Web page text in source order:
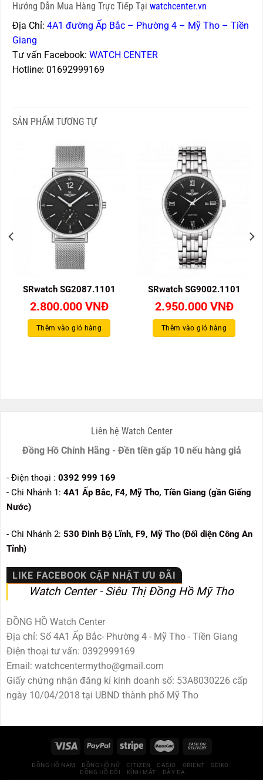
Hướng Dẫn Mua Hàng Trực Tiếp Tại watchcenter.vn
Địa Chỉ: 4A1 đường Ấp Bắc – Phường 4 – Mỹ Tho – Tiền
Giang
Tư vấn Facebook: WATCH CENTER
Hotline: 01692999169
SẢN PHẨM TƯƠNG TỰ
SRwatch SG2087.1101
2.800.000 VNĐ
Thêm vào giỏ hàng
SRwatch SG9002.1101
2.950.000 VNĐ
Thêm vào giỏ hàng
Liên hệ Watch Center
Đồng Hồ Chính Hãng - Đền tiền gấp 10 nếu hàng giả
- Điện thoại : 0392 999 169
- Chi Nhánh 1: 4A1 Ấp Bắc, F4, Mỹ Tho, Tiền Giang (gần Giếng
Nước)
- Chi Nhánh 2: 530 Đinh Bộ Lĩnh, F9, Mỹ Tho (Đối diện Công An
Tỉnh)
LIKE FACEBOOK CẬP NHẬT ƯU ĐÃI
Watch Center - Siêu Thị Đồng Hồ Mỹ Tho
ĐỒNG HỒ Watch Center
Địa chỉ: Số 4A1 Ấp Bắc- Phường 4 - Mỹ Tho - Tiền Giang
Điện thoại tư vấn: 0392999169
Email: watchcentermytho@gmail.com
Giấy chứng nhận đăng kí kinh doanh số: 53A8030226 cấp
ngày 10/04/2018 tại UBND thành phố Mỹ Tho
ĐỒNG HỒ NAM ĐỒNG HỒ NỮ CITIZEN CASIO ORIENT
SEIKO
ĐỒNG HỒ ĐÔI
KÍNH MÁT DÂY DA